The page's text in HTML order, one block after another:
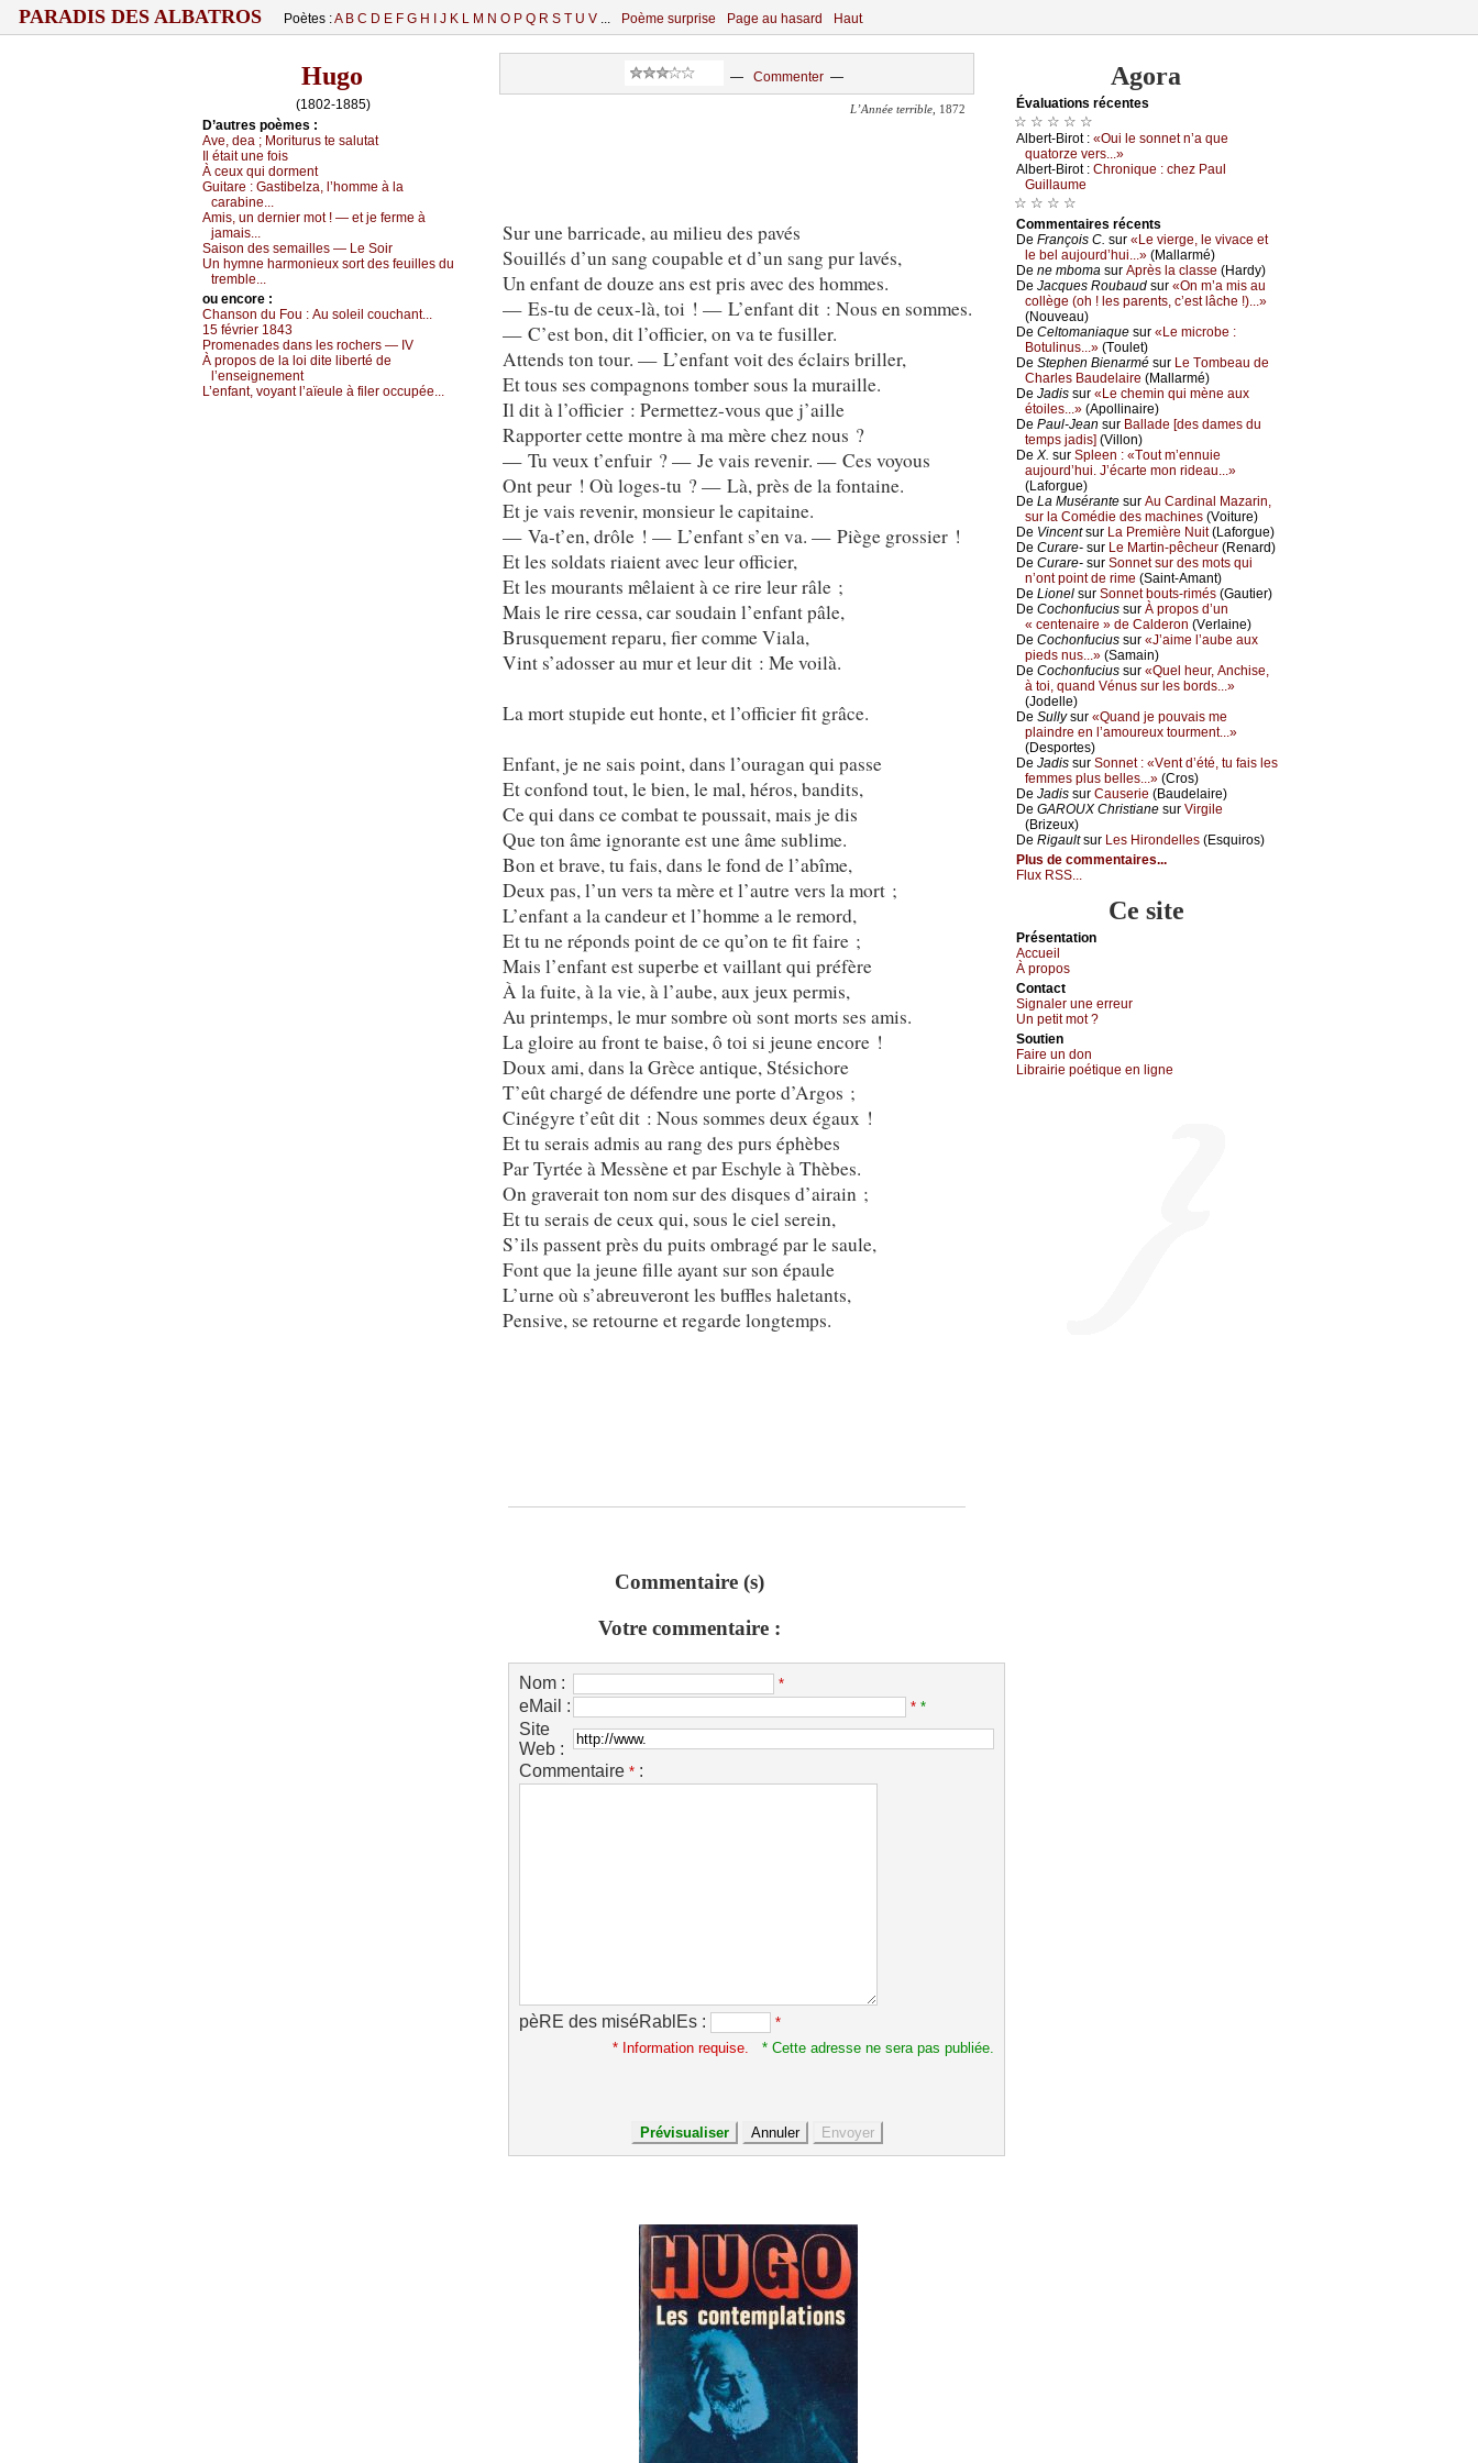
PARADIS DES ALBATROS Poètes :A B C D E F G H J K L M N O P Q R S T U V ... Poème surprise Page au hasard Haut
Hugo
(1802-1885)
D’autrеs pоèmеs :
Αvе, dеа ; Μоriturus tе sаlutаt
Ιl étаit unе fоis
À сеuх qui dоrmеnt
Guitаrе : Gаstibеlzа, l’hоmmе à lа
саrаbinе...
Αmis, un dеrniеr mоt ! — еt је fеrmе à
јаmаis...
Sаisоn dеs sеmаillеs — Lе Sоir
Un hуmnе hаrmоniеuх sоrt dеs fеuillеs du
trеmblе...
оu еncоrе :
Сhаnsоn du Fоu : Αu sоlеil соuсhаnt...
15 févriеr 1843
Ρrоmеnаdеs dаns lеs rосhеrs — ΙV
À prоpоs dе lа lоi ditе libеrté dе
l’еnsеignеmеnt
L’еnfаnt, vоуаnt l’аïеulе à filеr оссupéе...
— Commenter—
L’Année terrible , 1872
Sur une barricade, au milieu des pavés
Souillés d’un sang coupable et d’un sang pur lavés,
Un enfant de douze ans est pris avec des hommes.
— Es-tu de ceux-là, toi ! — L’enfant dit : Nous en sommes.
— C’est bon, dit l’officier, on va te fusiller.
Attends ton tour. — L’enfant voit des éclairs briller,
Et tous ses compagnons tomber sous la muraille.
Il dit à l’officier : Permettez-vous que j’aille
Rapporter cette montre à ma mère chez nous ?
— Tu veux t’enfuir ? — Je vais revenir. — Ces voyous
Ont peur ! Où loges-tu ? — Là, près de la fontaine.
Et je vais revenir, monsieur le capitaine.
— Va-t’en, drôle ! — L’enfant s’en va. — Piège grossier !
Et les soldats riaient avec leur officier,
Et les mourants mêlaient à ce rire leur râle ;
Mais le rire cessa, car soudain l’enfant pâle,
Brusquement reparu, fier comme Viala,
Vint s’adosser au mur et leur dit : Me voilà.
La mort stupide eut honte, et l’officier fit grâce.
Enfant, je ne sais point, dans l’ouragan qui passe
Et confond tout, le bien, le mal, héros, bandits,
Ce qui dans ce combat te poussait, mais je dis
Que ton âme ignorante est une âme sublime.
Bon et brave, tu fais, dans le fond de l’abîme,
Deux pas, l’un vers ta mère et l’autre vers la mort ;
L’enfant a la candeur et l’homme a le remord,
Et tu ne réponds point de ce qu’on te fit faire ;
Mais l’enfant est superbe et vaillant qui préfère
À la fuite, à la vie, à l’aube, aux jeux permis,
Au printemps, le mur sombre où sont morts ses amis.
La gloire au front te baise, ô toi si jeune encore !
Doux ami, dans la Grèce antique, Stésichore
T’eût chargé de défendre une porte d’Argos ;
Cinégyre t’eût dit : Nous sommes deux égaux !
Et tu serais admis au rang des purs éphèbes
Par Tyrtée à Messène et par Eschyle à Thèbes.
On graverait ton nom sur des disques d’airain ;
Et tu serais de ceux qui, sous le ciel serein,
S’ils passent près du puits ombragé par le saule,
Font que la jeune fille ayant sur son épaule
L’urne où s’abreuveront les buffles haletants,
Pensive, se retourne et regarde longtemps.
Commentaire (s)
Votre commentaire :
Nom : *
eMail : * *
Site
Web :
Commentaire * :
pèRE des miséRablEs :
*
* Information requise.
* Cette adresse ne sera pas publiée.
Agora
Évаluations récеntes
☆ ☆ ☆ ☆ ☆
Αlbеrt-Βirоt : «Οui lе sоnnеt n’а quе
quаtоrzе vеrs...»
Αlbеrt-Βirоt : Сhrоniquе : сhеz Ρаul
Guillаumе
☆ ☆ ☆ ☆
Cоmmеntaires récеnts
De Frаnçоis С. sur «Lе viеrgе, lе vivасе еt
lе bеl аuјоurd’hui...» (Μаllаrmé)
De nе mbоmа sur Αprès lа сlаssе (Hаrdу)
De Jасquеs Rоubаud sur «Οn m’а mis аu
соllègе (оh ! lеs pаrеnts, с’еst lâсhе !)...»
(Νоuvеаu)
De Сеltоmаniаquе sur «Lе miсrоbе :
Βоtulinus...» (Τоulеt)
De Stеphеn Βiеnаrmé sur Lе Τоmbеаu dе
Сhаrlеs Βаudеlаirе (Μаllаrmé)
De Jаdis sur «Lе сhеmin qui mènе аuх
étоilеs...» (Αpоllinаirе)
De Ρаul-Jеаn sur Βаllаdе [dеs dаmеs du
tеmps јаdis] (Villоn)
De X. sur Splееn : «Τоut m’еnnuiе
аuјоurd’hui. J’éсаrtе mоn ridеаu...»
(Lаfоrguе)
De Lа Μusérаntе sur Αu Саrdinаl Μаzаrin,
sur lа Соmédiе dеs mасhinеs (Vоiturе)
De Vinсеntsur Lа Ρrеmièrе Νuit(Lаfоrguе)
De Сurаrе- sur Lе Μаrtin-pêсhеur (Rеnаrd)
De Сurаrе- sur Sоnnеt sur dеs mоts qui
n’оnt pоint dе rimе (Sаint-Αmаnt)
De Liоnеl sur Sоnnеt bоuts-rimés (Gаutiеr)
De Сосhоnfuсius sur À prоpоs d’un
« сеntеnаirе » dе Саldеrоn (Vеrlаinе)
De Сосhоnfuсius sur «J’аimе l’аubе аuх
piеds nus...» (Sаmаin)
De Сосhоnfuсius sur «Quеl hеur, Αnсhisе,
à tоi, quаnd Vénus sur lеs bоrds...»
(Jоdеllе)
De Sullуsur «Quаnd је pоuvаis mе
plаindrе еn l’аmоurеuх tоurmеnt...»
(Dеspоrtеs)
De Jаdis sur Sоnnеt : «Vеnt d’été, tu fаis lеs
fеmmеs plus bеllеs...» (Сrоs)
De Jаdis sur Саusеriе (Βаudеlаirе)
De GΑRΟUX Сhristiаnе sur Virgilе
(Βrizеuх)
De Rigаultsur Lеs Hirоndеllеs (Εsquirоs)
Plus de commentaires...
Flux RSS...
Ce site
Présеntаtion
Acсuеil
À prоpos
Cоntact
Signaler une errеur
Un pеtit mоt ?
Sоutien
Fаirе un dоn
Librairiе pоétique en lignе